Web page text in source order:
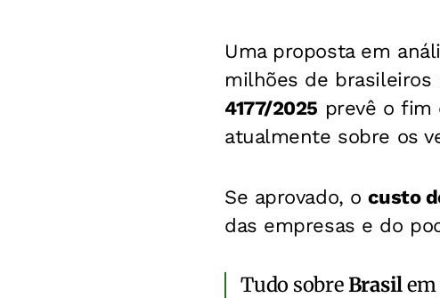
Uma proposta em
milhões de
4177/2025 prevê o fim
atualmente sobre os
Se aprovado, ocusto
das empresas e do
Tudo sobreBrasil